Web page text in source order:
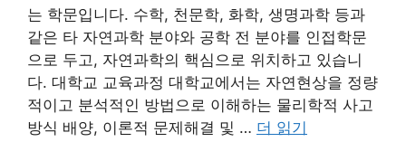
는 학문입니다. 수학, 천문학, 화학, 생명과학 등과
같은 타 자연과학 분야와 공학 전 분야를 인접학문
으로 두고, 자연과학의 핵심으로 위치하고 있습니
다. 대학교 교육과정 대학교에서는 자연현상을 정량
적이고 분석적인 방법으로 이해하는 물리학적 사고
방식 배양, 이론적 문제해결 및 … 더 읽기